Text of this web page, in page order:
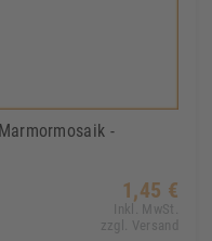
-
1,45 €
Inkl. MwSt.
zzgl. Versand